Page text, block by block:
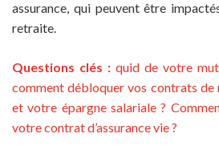
assurance, qui peuvent être
retraite.
Questions clés : quid de votre
comment débloquer vos contrats
et votre épargne salariale ?
votre contrat d’assurance vie ?